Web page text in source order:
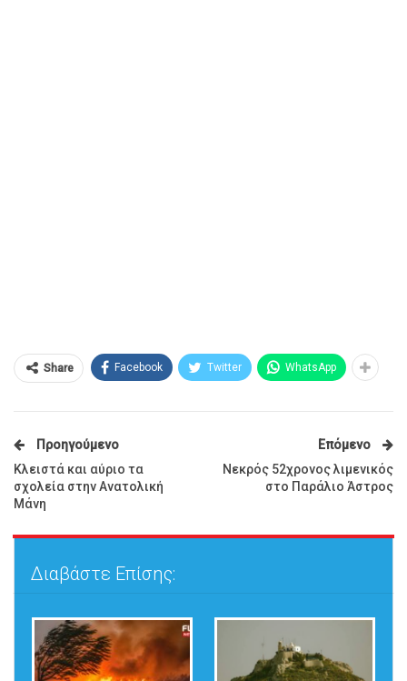
Share Facebook Twitter WhatsApp
Προηγούμενο
Κλειστά και αύριο τα
σχολεία στην Ανατολική
Μάνη
Επόμενο
Νεκρός 52χρονος λιμενικός
στο Παράλιο Άστρος
Διαβάστε Επίσης: